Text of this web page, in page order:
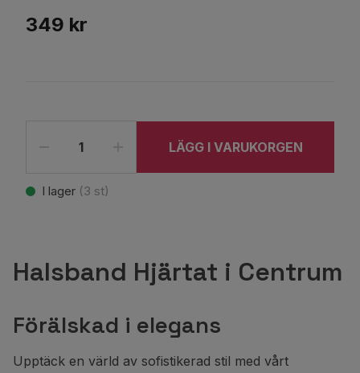
349 kr
LÄGG I VARUKORGEN
I lager (3 st)
Halsband Hjärtat i Centrum
Förälskad i elegans
Upptäck en värld av sofistikerad stil med vårt